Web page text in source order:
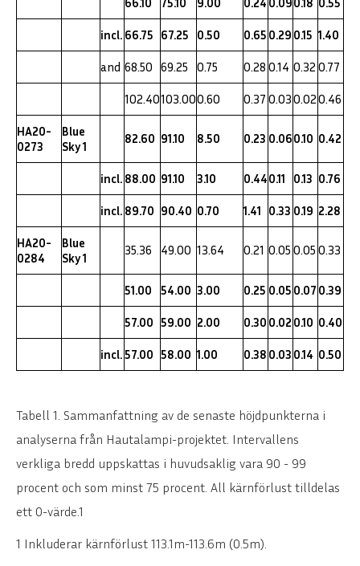
incl. 66.75 67.25 0.50 0.65 0.29 0.15 1.40
and 68.50 69.25 0.75 0.28 0.14 0.32 0.77
102.40103.000.60 0.37 0.030.020.46
HA20-
0273
Blue
Sky 1
82.60 91.10 8.50 0.23 0.060.10 0.42
incl. 88.00 91.10 3.10 0.440.11 0.13 0.76
incl. 89.70 90.40 0.70 1.41 0.33 0.19 2.28
HA20-
0284
Blue
Sky 1
35.36 49.00 13.64 0.21 0.05 0.05 0.33
51.00 54.00 3.00 0.25 0.05 0.07 0.39
57.00 59.00 2.00 0.30 0.02 0.10 0.40
incl.57.00 58.00 1.00 0.38 0.03 0.14 0.50
Tabell 1. Sammanfattning av de senaste höjdpunkterna i
analyserna från Hautalampi-projektet. Intervallens
verkliga bredd uppskattas i huvudsaklig vara 90 - 99
procent och som minst 75 procent. All kärnförlust tilldelas
ett 0-värde.1
1 Inkluderar kärnförlust 113.1m-113.6m (0.5m).